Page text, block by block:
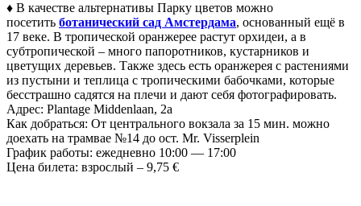
♦ В качестве альтернативы Парку цветов можно
посетить ботанический сад Амстердама, основанный ещё в
17 веке. В тропической оранжерее растут орхидеи, а в
субтропической – много папоротников, кустарников и
цветущих деревьев. Также здесь есть оранжерея с растениями
из пустыни и теплица с тропическими бабочками, которые
бесстрашно садятся на плечи и дают себя фотографировать.
Адрес: Plantage Middenlaan, 2a
Как добраться: От центрального вокзала за 15 мин. можно
доехать на трамвае №14 до ост. Mr. Visserplein
График работы: ежедневно 10:00 — 17:00
Цена билета: взрослый – 9,75 €